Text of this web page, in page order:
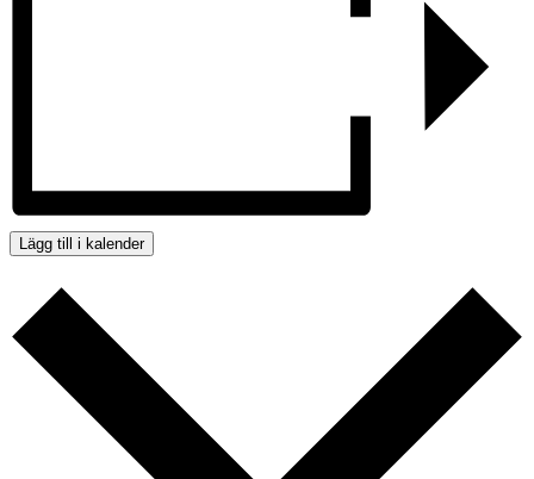
Lägg till i kalender